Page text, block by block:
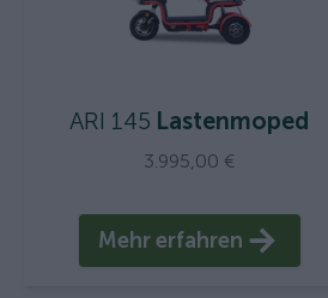
ARI 145 Lastenmoped
3.995,00 €
Mehr erfahren